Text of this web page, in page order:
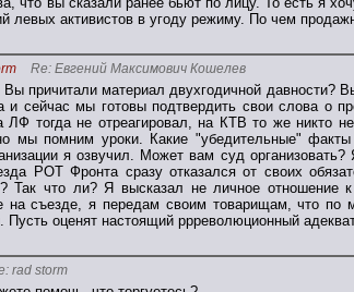
левых активистов в угоду режиму. По чем
Re: Евгений Максимович Кошелев
причитали материал двухгодичной давности?
и сейчас мы готовы подтвердить свои слова о
ЛФ тогда не отреагировал, на КТВ то же никто
мы помним уроки. Какие "убедительные"
я озвучил. Может вам суд
РОТ Фронта сразу отказался от своих
Так что ли? Я высказал не личное
на съезде, я передам своим товарищам, что
Пусть оценят настоящий ррреволюционный
rad storm